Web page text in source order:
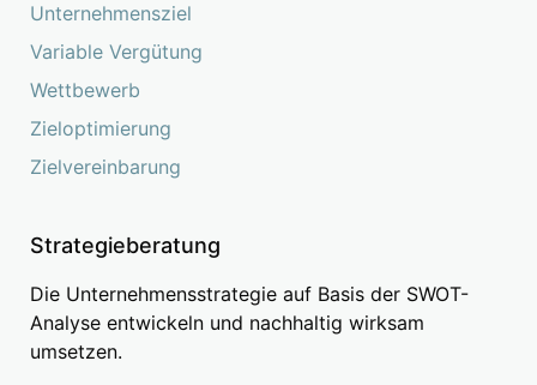
Unternehmensziel
Variable Vergütung
Wettbewerb
Zieloptimierung
Zielvereinbarung
Strategieberatung
Die Unternehmensstrategie auf Basis der SWOT-
Analyse entwickeln und nachhaltig wirksam
umsetzen.